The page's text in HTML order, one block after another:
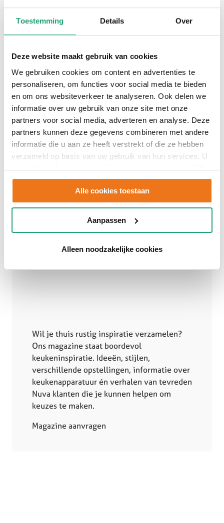
Toestemming Details Over
Deze website maakt gebruik van cookies
We gebruiken cookies om content en advertenties te
personaliseren, om functies voor social media te bieden
en om ons websiteverkeer te analyseren. Ook delen we
informatie over uw gebruik van onze site met onze
partners voor social media, adverteren en analyse. Deze
partners kunnen deze gegevens combineren met andere
informatie die u aan ze heeft verstrekt of die ze hebben
verzameld op basis van uw gebruik van hun services. U
gaat akkoord met onze cookies als u onze website blijft
gebruiken.
Alle cookies toestaan
Aanpassen
Alleen noodzakelijke cookies
ervaren. Zo zie je direct hoe kleuren en structuren
samenwerken binnen jouw gewenste ontwerp.
Wil je thuis rustig inspiratie verzamelen?
Ons magazine staat boordevol
keukeninspiratie. Ideeën, stijlen,
verschillende opstellingen, informatie over
keukenapparatuur én verhalen van tevreden
Nuva klanten die je kunnen helpen om
keuzes te maken.
Magazine aanvragen